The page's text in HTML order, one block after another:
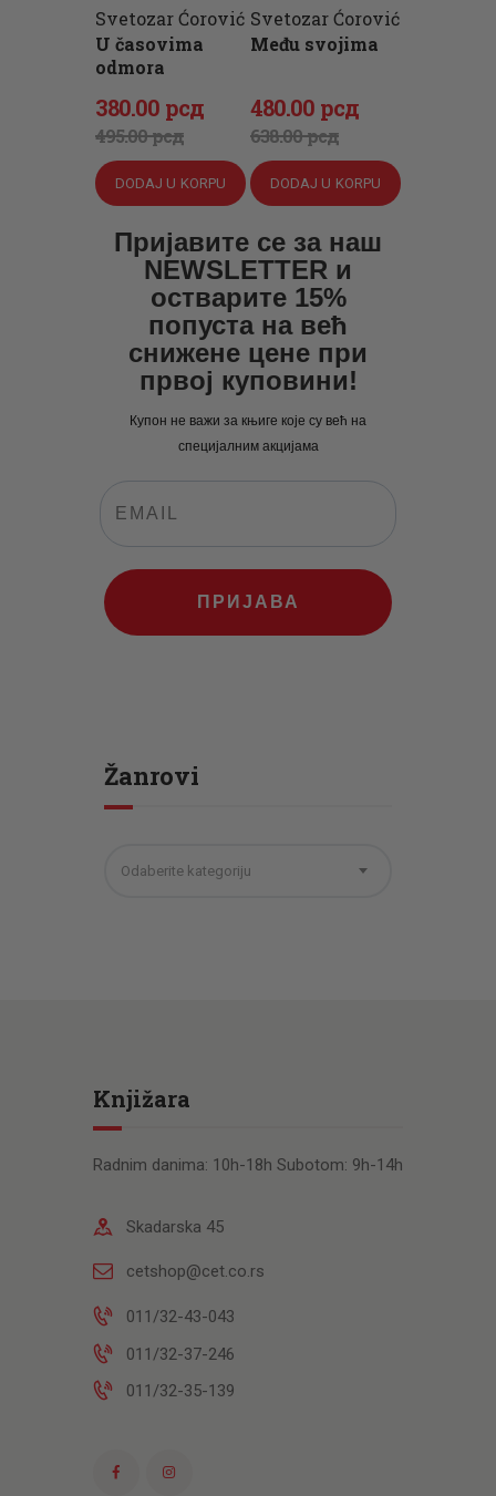
Svetozar Ćorović
U časovima
odmora
495.00рсд
Originalna
cena
je
bila:
495.
380.00 рсд
Trenutna
cena
je:
380.
DODAJ U KORPU
Svetozar Ćorović
Među svojima
638.00рсд
Originalna
cena
je
bila:
638 .
0
0
рсд.
480.00 рсд
Trenutna
cena
je:
480.
0
0
рсд.
DODAJ U KORPU
Пријавите се за наш
NEWSLETTER и
остварите 15%
попуста на већ
снижене цене при
првој куповини!
Купон не важи за књиге које су већ на
специјалним акцијама
ПРИЈАВА
Žanrovi
Odaberite kategoriju
Knjižara
Radnim danima: 10h-18h Subotom: 9h-14h
Skadarska 45
cetshop@cet.co.rs
011/32-43-043
011/32-37-246
011/32-35-139